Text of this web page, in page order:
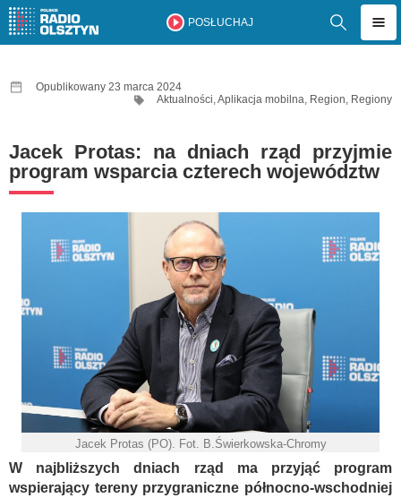
POSŁUCHAJ
Opublikowany 23 marca 2024
Aktualności,Aplikacja mobilna, Region, Regiony
Jacek Protas: na dniach rząd przyjmie
program wsparcia czterech województw
Jacek Protas (PO). Fot. B.Świerkowska-Chromy
W najbliższych dniach rząd ma przyjąć program
wspierający tereny przygraniczne północno-wschodniej